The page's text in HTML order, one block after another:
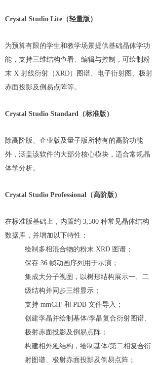
Crystal Studio Lite（轻量版）
为预算有限的学生和教学场景提供基础晶体学功
能，支持三维结构查看、编辑与控制，可绘制粉
末 X 射线衍射（XRD）图谱、电子衍射图、极射
赤面投影及倒易点阵等。
Crystal Studio Standard（标准版）
除高阶版、企业版及量子版所特有的高阶功能
外，涵盖该软件的大部分核心模块，适合常规晶
体学分析。
Crystal Studio Professional（高阶版）
在标准版基础上，内置约 3,500 种常见晶体结构
数据库，并增加以下特性：
绘制多相混合物的粉末 XRD 图谱；
保存 36 帧动画序列用于示演；
集成大分子视图，以树形结构展示一、二
级结构并同步三维显示；
支持 mmCIF 和 PDB 文件导入；
创建孪晶并绘制基体/孪晶复合衍射图谱、
极射赤面投影及倒易点阵；
构建相外延结构，绘制基体/第二相复合衍
射图谱、极射赤面投影及倒易点阵；